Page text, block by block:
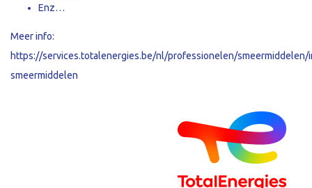
Enz…
Meer info:
https://services.totalenergies.be/nl/professionelen/smeermiddelen/
smeermiddelen